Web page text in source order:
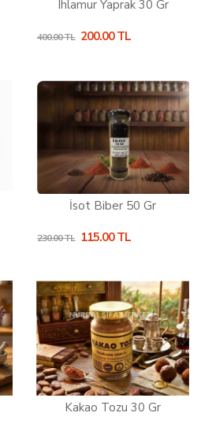
Ihlamur Yaprak 30 Gr
400.00 TL 200.00 TL
İsot Biber 50 Gr
230.00 TL 115.00 TL
Kakao Tozu 30 Gr